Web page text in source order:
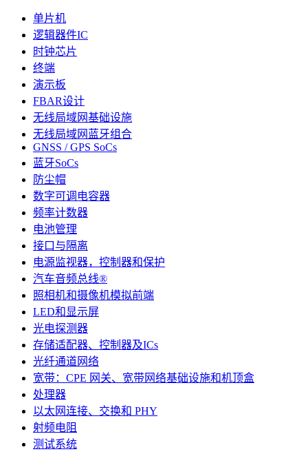
单片机
逻辑器件IC
时钟芯片
终端
演示板
FBAR设计
无线局域网基础设施
无线局域网蓝牙组合
GNSS / GPS SoCs
蓝牙SoCs
防尘帽
数字可调电容器
频率计数器
电池管理
接口与隔离
电源监视器，控制器和保护
汽车音频总线®
照相机和摄像机模拟前端
LED和显示屏
光电探测器
存储适配器、控制器及ICs
光纤通道网络
宽带：CPE 网关、宽带网络基础设施和机顶盒
处理器
以太网连接、交换和 PHY
射频电阻
测试系统